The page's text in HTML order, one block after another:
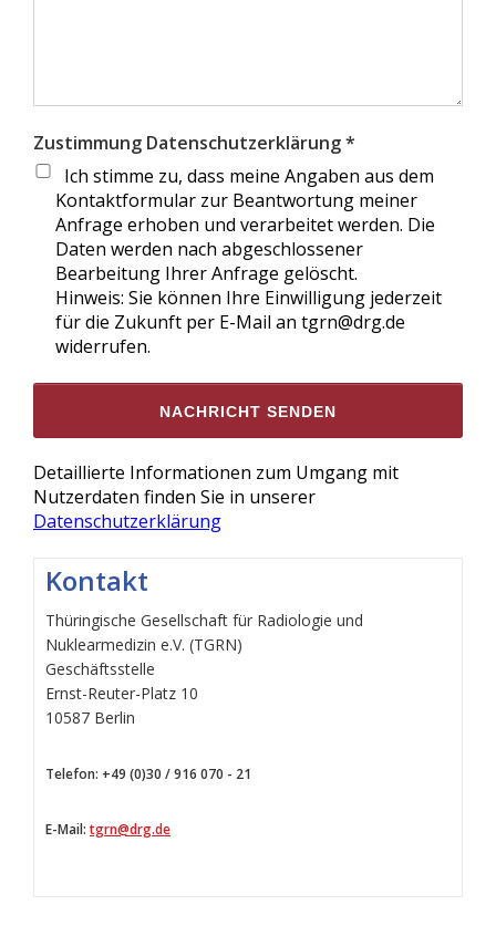
Zustimmung Datenschutzerklärung *
Ich stimme zu, dass meine Angaben aus dem
Kontaktformular zur Beantwortung meiner
Anfrage erhoben und verarbeitet werden. Die
Daten werden nach abgeschlossener
Bearbeitung Ihrer Anfrage gelöscht.
Hinweis: Sie können Ihre Einwilligung jederzeit
für die Zukunft per E-Mail an tgrn@drg.de
widerrufen.
NACHRICHT SENDEN
Detaillierte Informationen zum Umgang mit
Nutzerdaten finden Sie in unserer
Datenschutzerklärung
Kontakt
Thüringische Gesellschaft für Radiologie und
Nuklearmedizin e.V. (TGRN)
Geschäftsstelle
Ernst-Reuter-Platz 10
10587 Berlin
Telefon: +49 (0)30 / 916 070 - 21
E-Mail:tgrn@drg.de